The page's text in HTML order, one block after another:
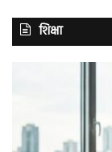
शिक्षा